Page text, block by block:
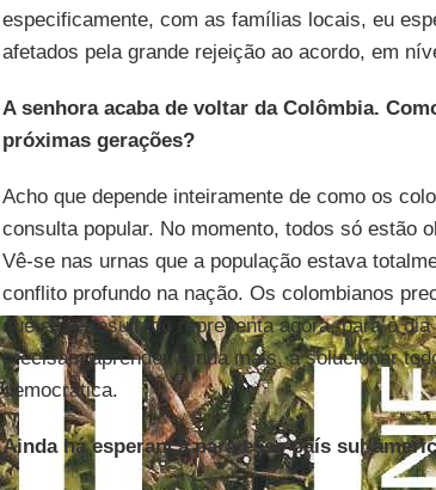
especificamente, com as famílias locais, eu
afetados pela grande rejeição ao acordo, em
A senhora acaba de voltar da Colômbia.
próximas gerações?
Acho que depende inteiramente de como os
consulta popular. No momento, todos só estão
Vê-se nas urnas que a população estava
conflito profundo na nação. Os colombianos
que esse resultado representa agora, para o
precisam aprender, ainda mais, a solucionar
democrática.
Ainda há esperança para esse país sul-